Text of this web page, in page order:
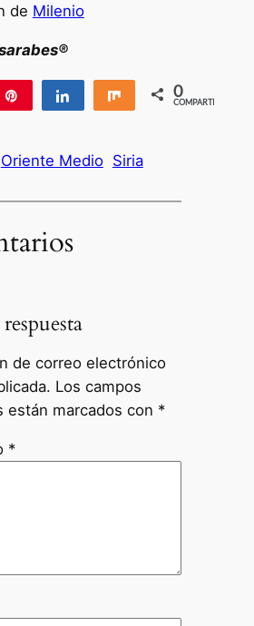
de Milenio
Compartir Compartir
0
COMPARTIR
Oriente Medio Siria
de correo electrónico
Los campos
están marcados con *
*